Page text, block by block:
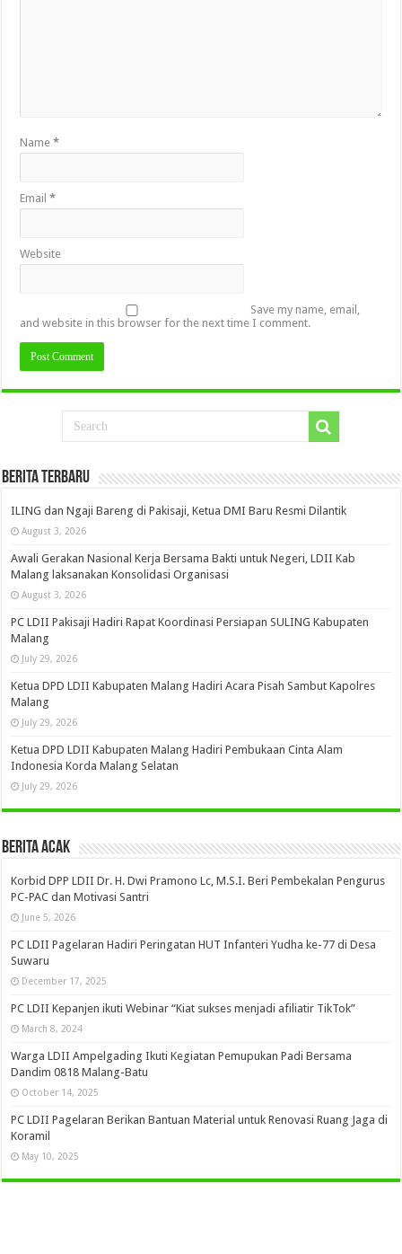
Name*
Email*
Website
Save my name, email,
and website in this browser for the next time I comment.
Berita Terbaru
ILING dan Ngaji Bareng di Pakisaji, Ketua DMI Baru Resmi Dilantik
August 3, 2026
Awali Gerakan Nasional Kerja Bersama Bakti untuk Negeri, LDII Kab
Malang laksanakan Konsolidasi Organisasi
August 3, 2026
PC LDII Pakisaji Hadiri Rapat Koordinasi Persiapan SULING Kabupaten
Malang
July 29, 2026
Ketua DPD LDII Kabupaten Malang Hadiri Acara Pisah Sambut Kapolres
Malang
July 29, 2026
Ketua DPD LDII Kabupaten Malang Hadiri Pembukaan Cinta Alam
Indonesia Korda Malang Selatan
July 29, 2026
Berita Acak
Korbid DPP LDII Dr. H. Dwi Pramono Lc, M.S.I. Beri Pembekalan Pengurus
PC-PAC dan Motivasi Santri
June 5, 2026
PC LDII Pagelaran Hadiri Peringatan HUT Infanteri Yudha ke-77 di Desa
Suwaru
December 17, 2025
PC LDII Kepanjen ikuti Webinar “Kiat sukses menjadi afiliatir TikTok”
March 8, 2024
Warga LDII Ampelgading Ikuti Kegiatan Pemupukan Padi Bersama
Dandim 0818 Malang-Batu
October 14, 2025
PC LDII Pagelaran Berikan Bantuan Material untuk Renovasi Ruang Jaga di
Koramil
May 10, 2025